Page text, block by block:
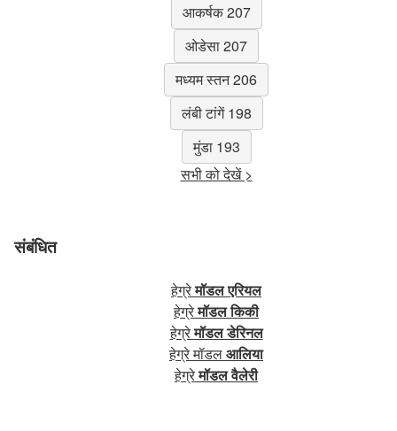
आकर्षक 207
ओडेसा 207
मध्यम स्तन 206
लंबी टांगें 198
मुंडा 193
सभी को देखें >
संबंधित
हेग्रेमॉडल एरियल
हेग्रेमॉडल किकी
हेग्रेमॉडल डेरिनल
हेग्रे मॉडलआलिया
हेग्रेमॉडल वैलेरी